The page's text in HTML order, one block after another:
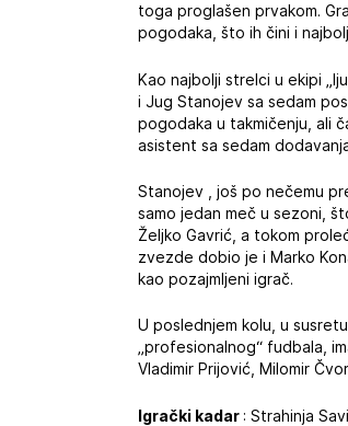
toga proglašen prvakom.
pogodaka, što ih čini i
Kao najbolji strelci u ekipi
i Jug Stanojev sa sedam
pogodaka u takmičenju, ali
asistent sa sedam
Stanojev , još po nečemu
samo jedan meč u sezoni,
Željko Gavrić, a tokom
zvezde dobio je i Marko
kao pozajmljeni igrač.
U poslednjem kolu, u
„profesionalnog“ fudbala,
Vladimir Prijović, Milomir
Igrački kadar : Strahinja